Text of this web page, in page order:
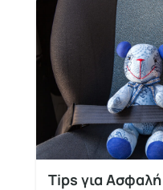
Tips για